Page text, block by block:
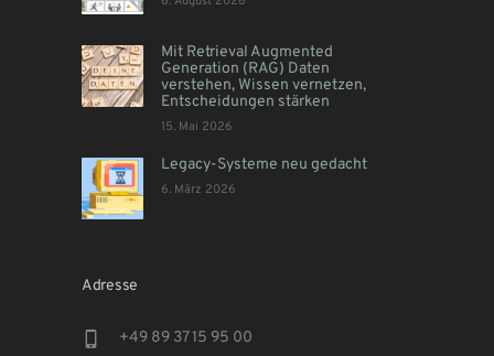
Mit Retrieval Augmented
Generation (RAG) Daten
verstehen, Wissen vernetzen,
Entscheidungen stärken
15. Mai 2026
Legacy-Systeme neu gedacht
6. März 2026
Adresse
+49 89 37 15 95 00